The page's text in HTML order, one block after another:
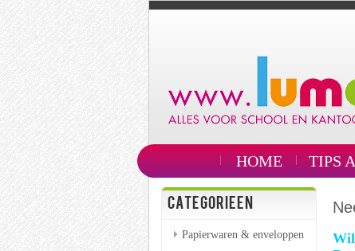
HOME TIPS
CATEGORIEEN
Papierwaren & enveloppen
Wil